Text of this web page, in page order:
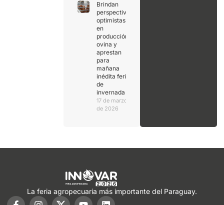
Brindan
perspectivas
optimistas
en
producción
ovina y
aprestan
para
mañana
inédita feria
de
invernada
17 de marzo
de 2026
La feria agropecuaria más importante del Paraguay.